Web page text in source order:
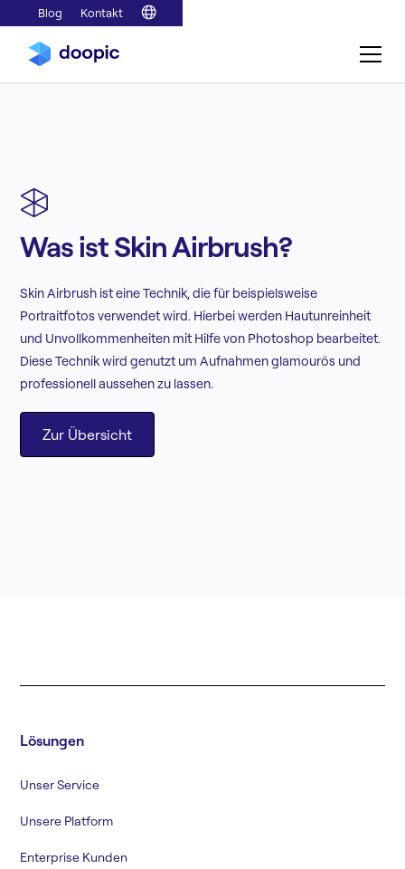
Blog Kontakt
Was ist Skin Airbrush?
Skin Airbrush ist eine Technik, die für beispielsweise
Portraitfotos verwendet wird. Hierbei werden Hautunreinheit
und Unvollkommenheiten mit Hilfe von Photoshop bearbeitet.
Diese Technik wird genutzt um Aufnahmen glamourös und
professionell aussehen zu lassen.
Zur Übersicht
Lösungen
Unser Service
Unsere Platform
Enterprise Kunden